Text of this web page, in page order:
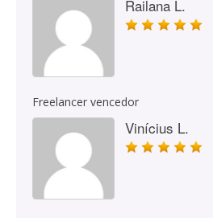
Railana L.
Freelancer vencedor
Vinícius L.